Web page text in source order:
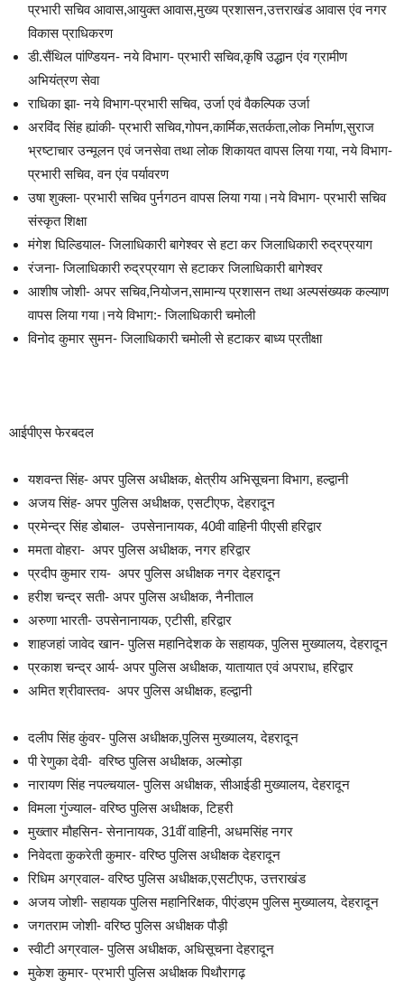
प्रभारी सचिव आवास,आयुक्त आवास,मुख्य प्रशासन,उत्तराखंड आवास एंव नगर
विकास प्राधिकरण
डी.सैंथिल पांण्डियन- नये विभाग- प्रभारी सचिव,कृषि उद्धान एंव ग्रामीण
अभियंत्रण सेवा
राधिका झा- नये विभाग-प्रभारी सचिव, उर्जा एवं वैकल्पिक उर्जा
अरविंद सिंह ह्यांकी- प्रभारी सचिव,गोपन,कार्मिक,सतर्कता,लोक निर्माण,सुराज
भ्रष्टाचार उन्मूलन एवं जनसेवा तथा लोक शिकायत वापस लिया गया, नये विभाग-
प्रभारी सचिव, वन एंव पर्यावरण
उषा शुक्ला- प्रभारी सचिव पुर्नगठन वापस लिया गया।नये विभाग- प्रभारी सचिव
संस्कृत शिक्षा
मंगेश घिल्डियाल- जिलाधिकारी बागेश्वर से हटा कर जिलाधिकारी रुद्रप्रयाग
रंजना- जिलाधिकारी रुद्रप्रयाग से हटाकर जिलाधिकारी बागेश्वर
आशीष जोशी- अपर सचिव,नियोजन,सामान्य प्रशासन तथा अल्पसंख्यक कल्याण
वापस लिया गया।नये विभाग:- जिलाधिकारी चमोली
विनोद कुमार सुमन- जिलाधिकारी चमोली से हटाकर बाध्य प्रतीक्षा
आईपीएस फेरबदल
यशवन्त सिंह- अपर पुलिस अधीक्षक, क्षेत्रीय अभिसूचना विभाग, हल्द्वानी
अजय सिंह- अपर पुलिस अधीक्षक, एसटीएफ, देहरादून
प्रमेन्द्र सिंह डोबाल- उपसेनानायक, 40वी वाहिनी पीएसी हरिद्वार
ममता वोहरा- अपर पुलिस अधीक्षक, नगर हरिद्वार
प्रदीप कुमार राय- अपर पुलिस अधीक्षक नगर देहरादून
हरीश चन्द्र सती- अपर पुलिस अधीक्षक, नैनीताल
अरुणा भारती- उपसेनानायक, एटीसी, हरिद्वार
शाहजहां जावेद खान- पुलिस महानिदेशक के सहायक, पुलिस मुख्यालय, देहरादून
प्रकाश चन्द्र आर्य- अपर पुलिस अधीक्षक, यातायात एवं अपराध, हरिद्वार
अमित श्रीवास्तव- अपर पुलिस अधीक्षक, हल्द्वानी
दलीप सिंह कुंवर- पुलिस अधीक्षक,पुलिस मुख्यालय, देहरादून
पी रेणुका देवी- वरिष्ठ पुलिस अधीक्षक, अल्मोड़ा
नारायण सिंह नपल्चयाल- पुलिस अधीक्षक, सीआईडी मुख्यालय, देहरादून
विमला गुंज्याल- वरिष्ठ पुलिस अधीक्षक, टिहरी
मुख्तार मौहसिन- सेनानायक, 31वीं वाहिनी, अधमसिंह नगर
निवेदता कुकरेती कुमार- वरिष्ठ पुलिस अधीक्षक देहरादून
रिधिम अग्रवाल- वरिष्ठ पुलिस अधीक्षक,एसटीएफ, उत्तराखंड
अजय जोशी- सहायक पुलिस महानिरिक्षक, पीएंडएम पुलिस मुख्यालय, देहरादून
जगतराम जोशी- वरिष्ठ पुलिस अधीक्षक पौड़ी
स्वीटी अग्रवाल- पुलिस अधीक्षक, अधिसूचना देहरादून
मुकेश कुमार- प्रभारी पुलिस अधीक्षक पिथौरागढ़